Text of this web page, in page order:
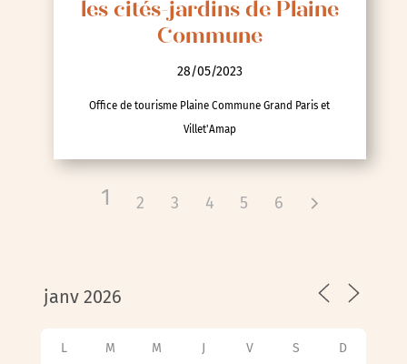
les cités-jardins de Plaine
Commune
28/05/2023
Office de tourisme Plaine Commune Grand Paris et
Villet'Amap
1 2 3 4 5 6
L M M J V S D